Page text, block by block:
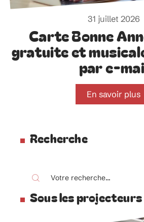
31 juillet 2026
Carte Bonne
gratuite et
par e-
En savoir plus
Recherche
Sous les projecteurs